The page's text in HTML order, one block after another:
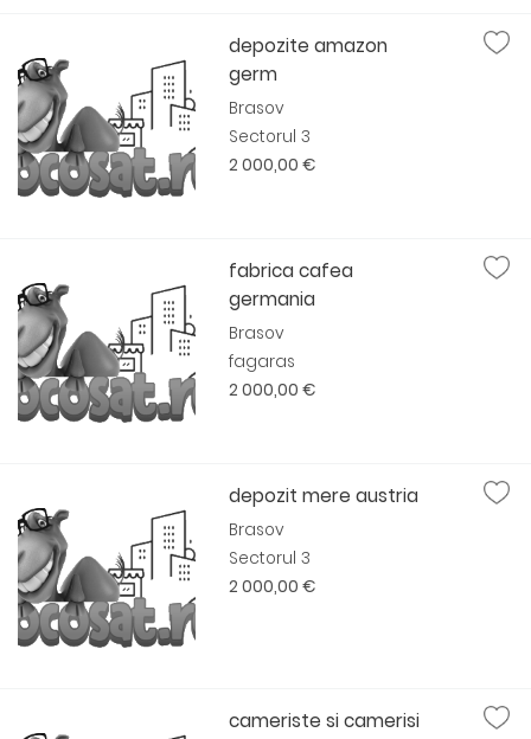
depozite amazon
germ
Brasov
Sectorul 3
2 000,00 €
fabrica cafea
germania
Brasov
fagaras
2 000,00 €
depozit mere austria
Brasov
Sectorul 3
2 000,00 €
cameriste si camerisi